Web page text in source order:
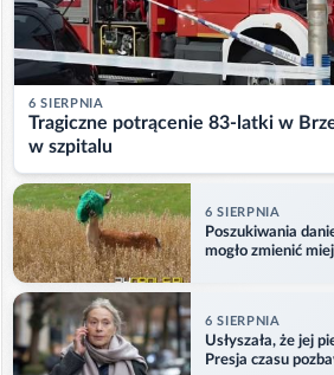
6 SIERPNIA
Tragiczne potrącenie 83-latki w
w szpitalu
6 SIERPNIA
Poszukiwania
mogło zmienić
6 SIERPNIA
Usłyszała, że jej
Presja czasu